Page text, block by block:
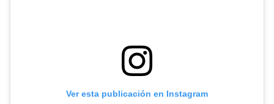
Ver esta publicación en Instagram